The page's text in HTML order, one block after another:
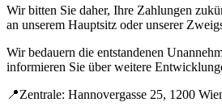
Wir bitten Sie daher, Ihre Zahlungen
an unserem Hauptsitz oder unserer
Wir bedauern die entstandenen
informieren Sie über weitere
📍Zentrale: Hannovergasse 25, 1200